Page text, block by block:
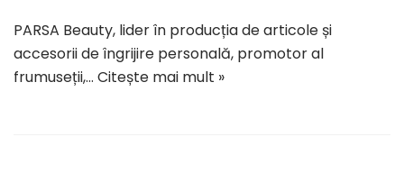
PARSA Beauty, lider în producția de articole și
accesorii de îngrijire personală, promotor al
frumuseții,… Citește mai mult »